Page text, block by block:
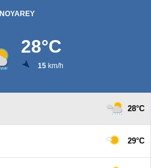
NOYAREY
28°C
15km/h
28°C
29°C